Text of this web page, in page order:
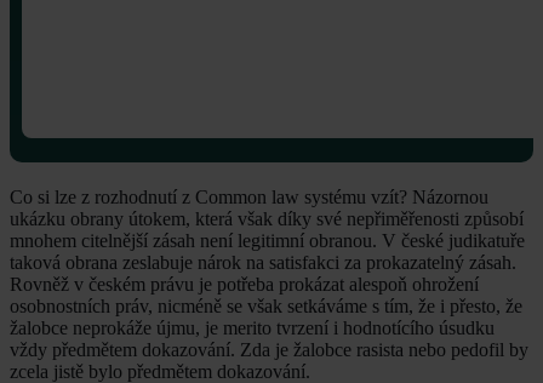
Co si lze z rozhodnutí z Common law systému vzít? Názornou
ukázku obrany útokem, která však díky své nepřiměřenosti způsobí
mnohem citelnější zásah není legitimní obranou. V české judikatuře
taková obrana zeslabuje nárok na satisfakci za prokazatelný zásah.
Rovněž v českém právu je potřeba prokázat alespoň ohrožení
osobnostních práv, nicméně se však setkáváme s tím, že i přesto, že
žalobce neprokáže újmu, je merito tvrzení i hodnotícího úsudku
vždy předmětem dokazování. Zda je žalobce rasista nebo pedofil by
zcela jistě bylo předmětem dokazování.